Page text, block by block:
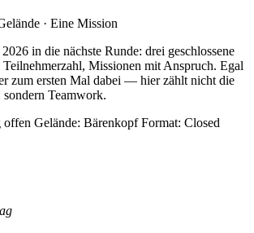
· Eine Mission
in die nächste Runde: drei geschlossene
Teilnehmerzahl, Missionen mit Anspruch. Egal
zum ersten Mal dabei — hier zählt nicht die
sondern Teamwork.
offen Gelände: Bärenkopf Format: Closed